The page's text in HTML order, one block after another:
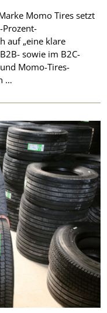
Momo Tires setzt
Prozent-
auf „eine klare
sowie im B2C-
Momo-Tires-
…